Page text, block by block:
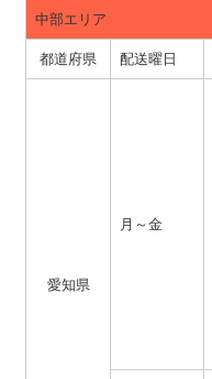
中部エリア
都道府県 配送曜日
愛知県
月～金